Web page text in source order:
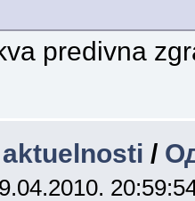
predivna
/